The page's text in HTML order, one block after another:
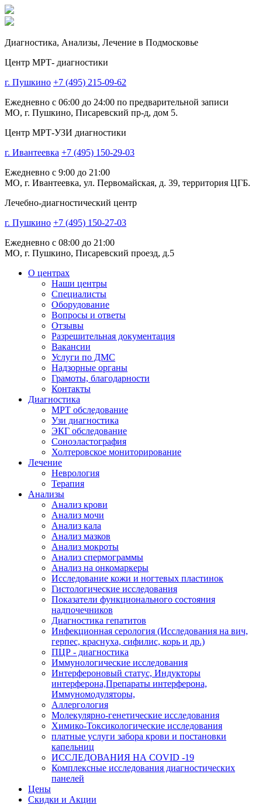
Диагностика, Анализы, Лечение в Подмосковье
Центр МРТ- диагностики
г. Пушкино +7 (495) 215-09-62
Ежедневно с 06:00 до 24:00 по предварительной записи
МО, г. Пушкино, Писаревский пр-д, дом 5.
Центр МРТ-УЗИ диагностики
г. Ивантеевка +7 (495) 150-29-03
Ежедневно с 9:00 до 21:00
МО, г. Ивантеевка, ул. Первомайская, д. 39, территория ЦГБ.
Лечебно-диагностический центр
г. Пушкино +7 (495) 150-27-03
Ежедневно с 08:00 до 21:00
МО, г. Пушкино, Писаревский проезд, д.5
О центрах
Наши центры
Специалисты
Оборудование
Вопросы и ответы
Отзывы
Разрешительная документация
Вакансии
Услуги по ДМС
Надзорные органы
Грамоты, благодарности
Контакты
Диагностика
МРТ обследование
Узи диагностика
ЭКГ обследование
Соноэластография
Холтеровское мониторирование
Лечение
Неврология
Терапия
Анализы
Анализ крови
Анализ мочи
Анализ кала
Анализ мазков
Анализ мокроты
Анализ спермограммы
Анализ на онкомаркеры
Исследование кожи и ногтевых пластинок
Гистологические исследования
Показатели функционального состояния
надпочечников
Диагностика гепатитов
Инфекционная серология (Исследования на вич,
герпес, краснуха, сифилис, корь и др.)
ПЦР - диагностика
Иммунологические исследования
Интерфероновый статус, Индукторы
интерферона,Препараты интерферона,
Иммуномодуляторы,
Аллергология
Молекулярно-генетические исследования
Химико-Токсикологические исследования
платные услуги забора крови и постановки
капельниц
ИССЛЕДОВАНИЯ НА COVID -19
Комплексные исследования диагностических
панелей
Цены
Скидки и Акции